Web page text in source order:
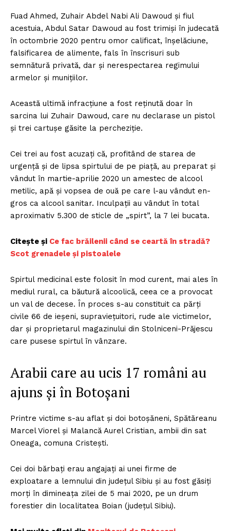
Fuad Ahmed, Zuhair Abdel Nabi Ali Dawoud şi fiul
acestuia, Abdul Satar Dawoud au fost trimişi în judecată
în octombrie 2020 pentru omor calificat, înşelăciune,
falsificarea de alimente, fals în înscrisuri sub
semnătură privată, dar şi nerespectarea regimului
armelor şi muniţiilor.
Această ultimă infracţiune a fost reţinută doar în
sarcina lui Zuhair Dawoud, care nu declarase un pistol
şi trei cartuşe găsite la percheziţie.
Cei trei au fost acuzaţi că, profitând de starea de
urgenţă şi de lipsa spirtului de pe piaţă, au preparat şi
vândut în martie-aprilie 2020 un amestec de alcool
metilic, apă şi vopsea de ouă pe care l-au vândut en-
gros ca alcool sanitar. Inculpaţii au vândut în total
aproximativ 5.300 de sticle de „spirt”, la 7 lei bucata.
Citește și Ce fac brăilenii când se ceartă în stradă?
Scot grenadele și pistoalele
Spirtul medicinal este folosit în mod curent, mai ales în
mediul rural, ca băutură alcoolică, ceea ce a provocat
un val de decese. În proces s-au constituit ca părţi
civile 66 de ieşeni, supravieţuitori, rude ale victimelor,
dar şi proprietarul magazinului din Stolniceni-Prăjescu
care pusese spirtul în vânzare.
Arabii care au ucis 17 români au
ajuns și în Botoșani
Printre victime s-au aflat și doi botoșăneni, Spătăreanu
Marcel Viorel și Malancă Aurel Cristian, ambii din sat
Oneaga, comuna Cristești.
Cei doi bărbați erau angajați ai unei firme de
exploatare a lemnului din județul Sibiu și au fost găsiți
morți în dimineața zilei de 5 mai 2020, pe un drum
forestier din localitatea Boian (județul Sibiu).